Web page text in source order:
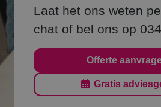
Laat het ons weten
chat of bel ons op
Offerte
Gratis